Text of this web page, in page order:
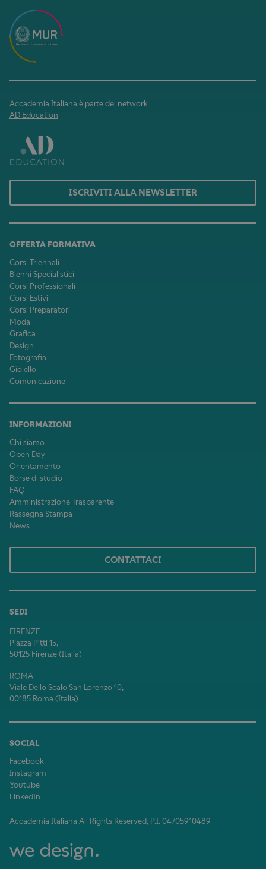
Accademia Italiana è parte del network
AD Education
ISCRIVITI ALLA NEWSLETTER
OFFERTA FORMATIVA
Corsi Triennali
Bienni Specialistici
Corsi Professionali
Corsi Estivi
Corsi Preparatori
Moda
Grafica
Design
Fotografia
Gioiello
Comunicazione
INFORMAZIONI
Chi siamo
Open Day
Orientamento
Borse di studio
FAQ
Amministrazione Trasparente
Rassegna Stampa
News
SEDI
FIRENZE
Piazza Pitti 15,
50125 Firenze (Italia)
ROMA
Viale Dello Scalo San Lorenzo 10,
00185 Roma (Italia)
SOCIAL
Facebook
Instagram
Youtube
LinkedIn
Accademia Italiana All Rights Reserved, P.I. 04705910489
CONTATTACI